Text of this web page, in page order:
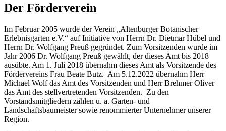
Der Förderverein
Im Februar 2005 wurde der Verein „Altenburger Botanischer
Erlebnisgarten e.V.“ auf Initiative von Herrn Dr. Dietmar Hübel und
Herrn Dr. Wolfgang Preuß gegründet. Zum Vorsitzenden wurde im
Jahr 2006 Dr. Wolfgang Preuß gewählt, der dieses Amt bis 2018
ausübte. Am 1. Juli 2018 übernahm dieses Amt als Vorsitzende des
Fördervereins Frau Beate Butz. Am 5.12.2022 übernahm Herr
Michael Wolf das Amt des Vorsitzenden und Herr Brehmer Oliver
das Amt des stellvertretenden Vorsitzenden. Zu den
Vorstandsmitgliedern zählen u. a. Garten- und
Landschaftsbaumeister sowie renommierter Unternehmer unserer
Region.